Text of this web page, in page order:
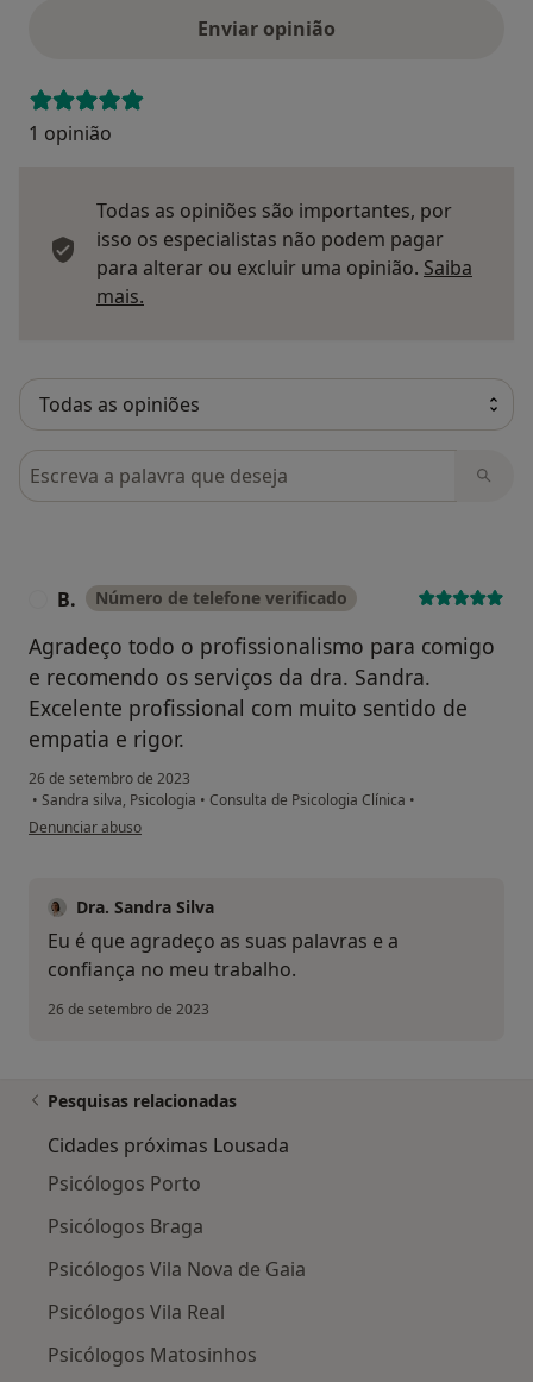
Enviar opinião
1 opinião
Todas as opiniões são importantes, por
isso os especialistas não podem pagar
para alterar ou excluir uma opinião. Saiba
mais.
Pesquisar em opiniões
B. Número de telefone verificado
Agradeço todo o profissionalismo para comigo
e recomendo os serviços da dra. Sandra.
Excelente profissional com muito sentido de
empatia e rigor.
26 de setembro de 2023
• Sandra silva, Psicologia • Consulta de Psicologia Clínica •
na opinião do utilizador B.
Denunciar abuso
Dra. Sandra Silva
Eu é que agradeço as suas palavras e a
confiança no meu trabalho.
26 de setembro de 2023
Pesquisas relacionadas
Cidades próximas Lousada
Psicólogos Porto
Psicólogos Braga
Psicólogos Vila Nova de Gaia
Psicólogos Vila Real
Psicólogos Matosinhos